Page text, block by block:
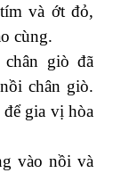
và ớt đỏ,
cùng.
giò đã
chân giò.
gia vị hòa
vào nồi và